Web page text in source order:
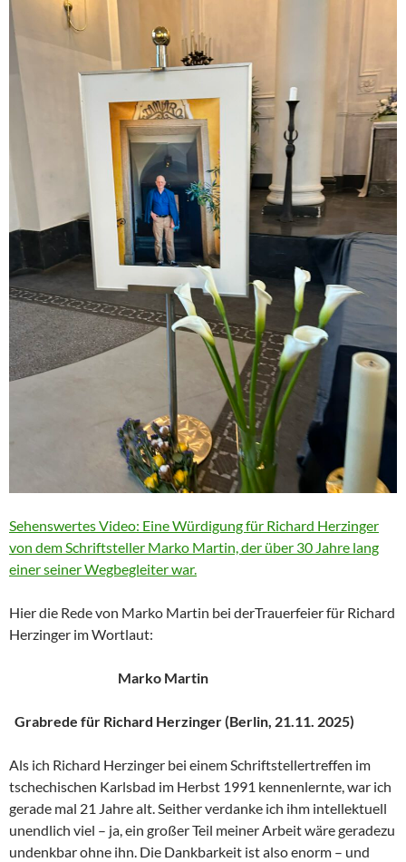
Sehenswertes Video: Eine Würdigung für Richard Herzinger
von dem Schriftsteller Marko Martin, der über 30 Jahre lang
einer seiner Wegbegleiter war.
Hier die Rede von Marko Martin bei derTrauerfeier für Richard
Herzinger im Wortlaut:
Marko Martin
Grabrede für Richard Herzinger (Berlin, 21.11. 2025)
Als ich Richard Herzinger bei einem Schriftstellertreffen im
tschechischen Karlsbad im Herbst 1991 kennenlernte, war ich
gerade mal 21 Jahre alt. Seither verdanke ich ihm intellektuell
unendlich viel – ja, ein großer Teil meiner Arbeit wäre geradezu
undenkbar ohne ihn. Die Dankbarkeit ist also enorm – und